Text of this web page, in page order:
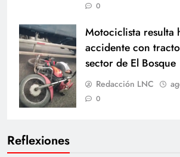
Reflexiones
0
Motociclista resulta
accidente con
sector de El Bosque
Redacción LNC
0